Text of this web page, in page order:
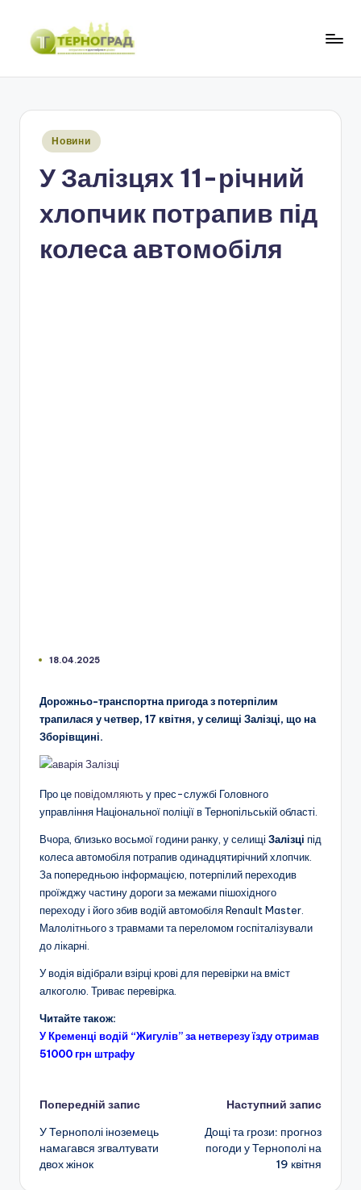
Перейти
Опубліковано
Новини
У Залізцях 11-річний
хлопчик потрапив під
колеса автомобіля
18.04.2025
Дорожньо-транспортна пригода з потерпілим
трапилася у четвер, 17 квітня, у селищі Залізці, що на
Зборівщині.
Про це повідомляютьу прес-службі Головного
управління Національної поліції в Тернопільській області.
Вчора, близько восьмої години ранку, у селищі Залізці під
колеса автомобіля потрапив одинадцятирічний хлопчик.
За попередньою інформацією, потерпілий переходив
проїжджу частину дороги за межами пішохідного
переходу і його збив водій автомобіля Renault Master.
Малолітнього з травмами та переломом госпіталізували
до лікарні.
У водія відібрали взірці крові для перевірки на вміст
алкоголю. Триває перевірка.
Читайте також:
У Кременці водій “Жигулів” за нетверезу їзду отримав
51000 грн штрафу
Навігація
по
запису
Попередній запис
У Тернополі іноземець
намагався згвалтувати
двох жінок
Наступний запис
Дощі та грози: прогноз
погоди у Тернополі на
19 квітня